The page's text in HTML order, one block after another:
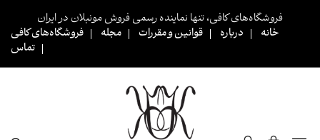
فروشگاه‌های کافی، تنها نماینده رسمی فروش مونبلان در ایران
خانه
درباره قوانین و مقررات مجله
فروشگاه‌های کافی
تماس